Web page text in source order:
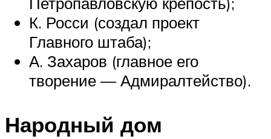
К. Росси (создал проект
Главного штаба);
А. Захаров (главное его
творение — Адмиралтейство).
Народный дом